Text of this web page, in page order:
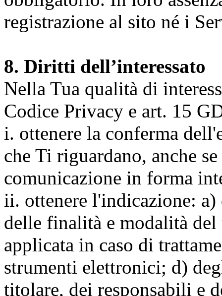
registrazione al sito né i
8. Diritti dell’interessato
Nella Tua qualità di
Codice Privacy e art. 15
i. ottenere la conferma
che Ti riguardano, anche
comunicazione in forma
ii. ottenere l'indicazione:
delle finalità e modalità
applicata in caso di
strumenti elettronici; d)
titolare, dei responsabili e